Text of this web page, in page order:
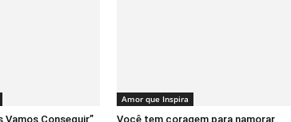
Vamos Conseguir”
Amor que Inspira
Você tem coragem para namorar